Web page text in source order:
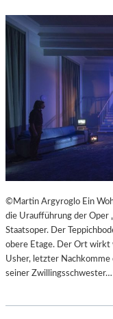
©Martin Argyroglo Ein
die Uraufführung der Oper
Staatsoper. Der
obere Etage. Der Ort wirkt
Usher, letzter
seiner Zwillingsschwester…